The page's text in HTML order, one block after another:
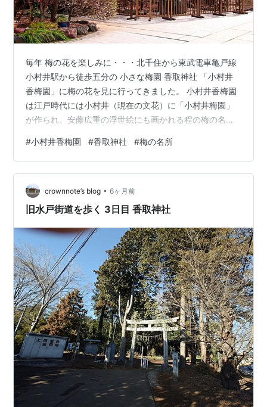
毎年 梅の花を楽しみに・・・北千住から東武電車亀戸線
小村井駅から徒歩五分の 小さな梅園 香取神社 「小村井
香梅園」に梅の花を見に行ってきました。 小村井香梅園
は江戸時代には小村井（現在の文花）に「小村井梅園」
が作られ、安藤広重の浮世絵にも画かれる程の梅の名所
成りがあり、「御成り梅」と言われた梅の木もあったそ
うです・・・ 明治43年の大洪水により廃園となってしま
い・・・・・平成6年、江戸の名所「小村井梅園」ゆかり
の地に「香梅園」が開園し以来、毎年2月中旬に「梅祭
り」が開催されるようになりました。 小さな梅園ですが
#小村井香梅園 #香取神社 #梅の名所
crownnote’s blog • 6ヶ月前
旧水戸街道を歩く 3日目 香取神社